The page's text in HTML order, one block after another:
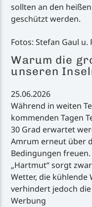
sollten an den
geschützt werden.
Fotos: Stefan Gaul
Warum die
unseren
25.06.2026
Während in weiten
kommenden Tagen
30 Grad erwartet
Amrum erneut über
Bedingungen
„Hartmut“ sorgt
Wetter, die
verhindert jedoch
Werbung